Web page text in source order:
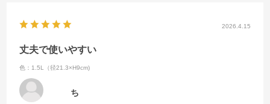
使うとわかるガラスボウルの良さ、目から鱗でした！
2026.4.15
丈夫で使いやすい
色：1.5L（径21.3×H9cm)
ち